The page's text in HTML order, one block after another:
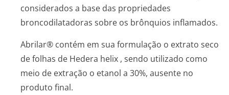
considerados a base das propriedades
broncodilatadoras sobre os brônquios inflamados.
Abrilar® contém em sua formulação o extrato seco
de folhas de Hedera helix , sendo utilizado como
meio de extração o etanol a 30%, ausente no
produto final.